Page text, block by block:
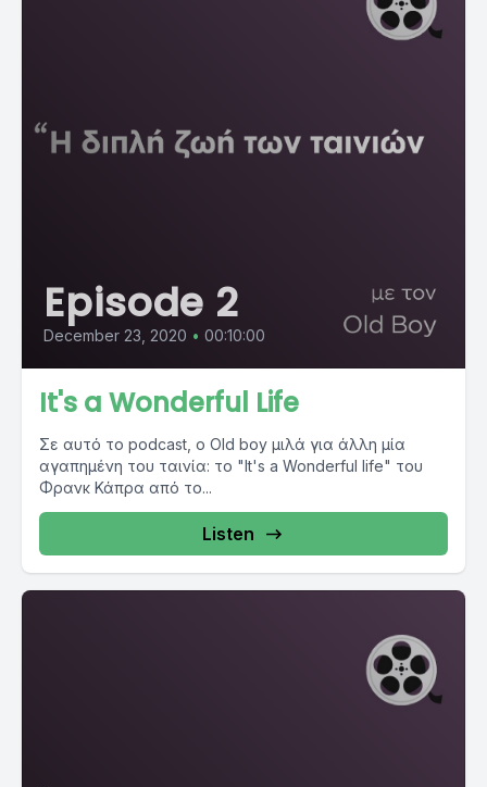
Episode 2
December 23, 2020 • 00:10:00
It's a Wonderful Life
Σε αυτό το podcast, ο Old boy μιλά για άλλη μία
αγαπημένη του ταινία: το "It's a Wonderful life" του
Φρανκ Κάπρα από το...
Listen